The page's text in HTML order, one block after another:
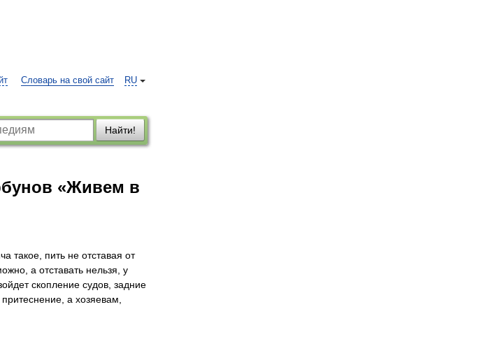
RU
Словарь на свой сайт
Найти!
«Живем в
такое, пить не отставая от
а отставать нельзя, у
скопление судов, задние
а хозяевам,